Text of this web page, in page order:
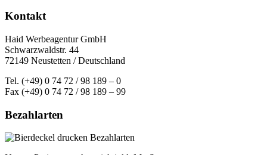
Kontakt
Haid Werbeagentur GmbH
Schwarzwaldstr. 44
72149 Neustetten / Deutschland
Tel. (+49) 0 74 72 / 98 189 – 0
Fax (+49) 0 74 72 / 98 189 – 99
Bezahlarten